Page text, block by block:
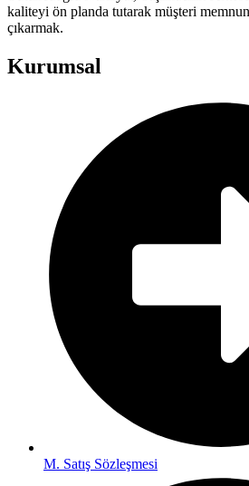
kaliteyi ön planda tutarak müşteri
çıkarmak.
Kurumsal
M. Satış Sözleşmesi